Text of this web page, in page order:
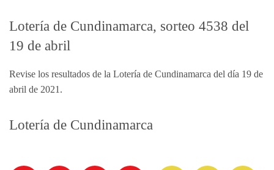
Lotería de Cundinamarca, sorteo 4538 del
19 de abril
Revise los resultados de la Lotería de Cundinamarca del día 19 de
abril de 2021.
Lotería de Cundinamarca